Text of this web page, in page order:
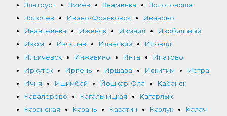
Златоуст
Змиёв Знаменка
Золотоноша
Золочев
Ивано-Франковск
Иваново
Ивантеевка
Ижевск Измаил
Изобильный
Изюм
Изяслав Иланский
Иловля
Ильичёвск
Инжавино Инта
Ипатово
Иркутск
Ирпень Иршава Искитим
Истра
Ичня
Ишимбай Йошкар-Ола
Кабанск
Кавалерово
Кагальницкая
Кагарлык
Казанская
Казань Казатин Казлук
Калач